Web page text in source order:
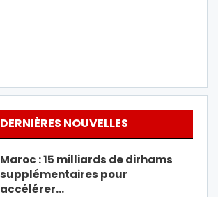
DERNIÈRES NOUVELLES
Maroc : 15 milliards de dirhams
supplémentaires pour
accélérer…